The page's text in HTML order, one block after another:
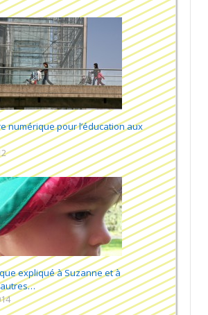
numérique pour l’éducation aux
expliqué à Suzanne et à